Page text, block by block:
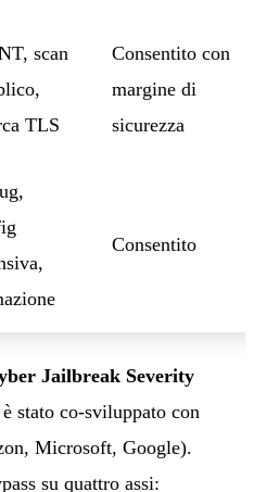
scan
TLS
Consentito con
margine di
sicurezza
Consentito
Jailbreak Severity
stato co-sviluppato con
Microsoft, Google).
su quattro assi: